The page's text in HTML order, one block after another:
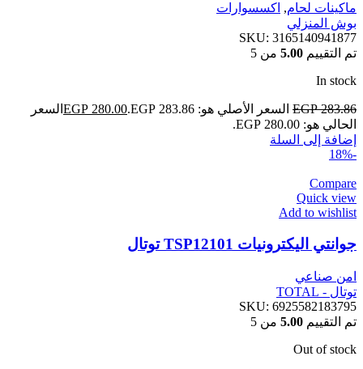
ماكينات لحام, اكسسوارات
بوش المنزلي
SKU: 3165140941877
تم التقييم 5.00 من 5
In stock
EGP283.86 السعر الأصلي هو: EGP 283.86. EGP 280.00
السعر
الحالي هو: EGP 280.00.
إضافة إلى السلة
-18%
Compare
Quick view
Add to wishlist
جوانتي اليكترونيات TSP12101 توتال
امن صناعي
توتال - TOTAL
SKU: 6925582183795
تم التقييم 5.00 من 5
Out of stock